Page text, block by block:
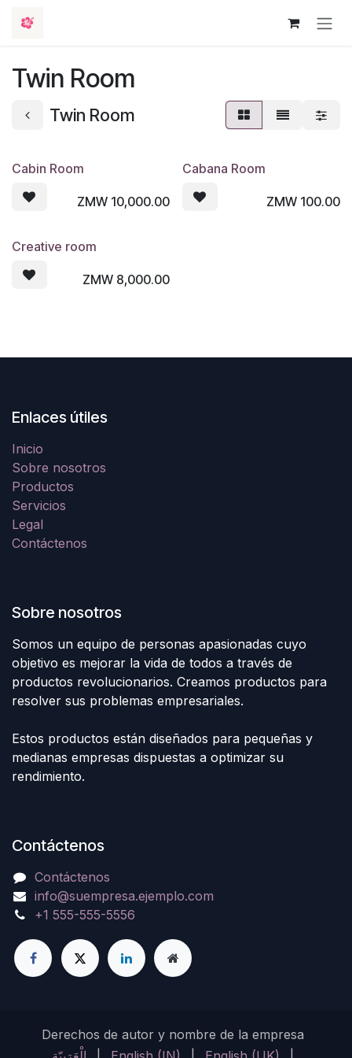
Twin Room
Twin Room
Cabin Room
ZMW 10,000.00
Cabana Room
ZMW 100.00
Creative room
ZMW 8,000.00
Enlaces útiles
Inicio
Sobre nosotros
Productos
Servicios
Legal
Contáctenos
Sobre nosotros
Somos un equipo de personas apasionadas cuyo
objetivo es mejorar la vida de todos a través de
productos revolucionarios. Creamos productos para
resolver sus problemas empresariales.
Estos productos están diseñados para pequeñas y
medianas empresas dispuestas a optimizar su
rendimiento.
Contáctenos
Contáctenos
info@suempresa.ejemplo.com
+1 555-555-5556
Derechos de autor y nombre de la empresa